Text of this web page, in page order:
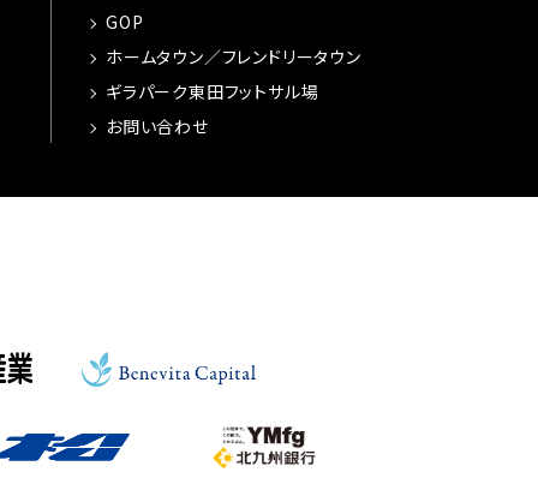
GOP
ホームタウン／フレンドリータウン
ギラパーク東田フットサル場
お問い合わせ